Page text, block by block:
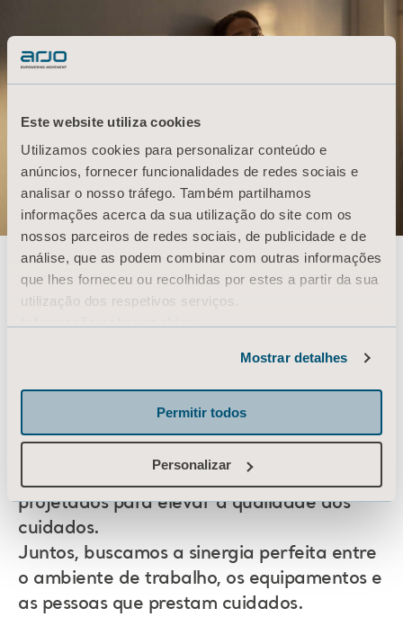
Este website utiliza cookies
Utilizamos cookies para personalizar conteúdo e
anúncios, fornecer funcionalidades de redes sociais e
analisar o nosso tráfego. Também partilhamos
informações acerca da sua utilização do site com os
nossos parceiros de redes sociais, de publicidade e de
análise, que as podem combinar com outras informações
que lhes forneceu ou recolhidas por estes a partir da sua
utilização dos respetivos serviços.
Mostrar detalhes
Permitir todos
Personalizar
Resolver os maiores
desafios em cuidados
Décadas de estreita colaboração com
desenvolvimento de produtos e serviços
projetados para elevar a qualidade dos
cuidados.
Juntos, buscamos a sinergia perfeita entre
o ambiente de trabalho, os equipamentos e
as pessoas que prestam cuidados.